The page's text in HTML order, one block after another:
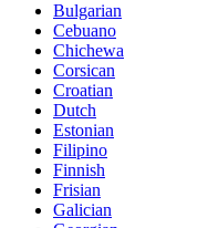
Bulgarian
Cebuano
Chichewa
Corsican
Croatian
Dutch
Estonian
Filipino
Finnish
Frisian
Galician